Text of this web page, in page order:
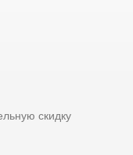
скидку